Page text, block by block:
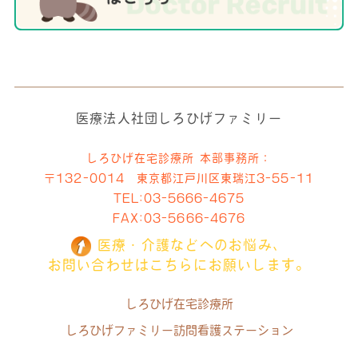
医療法人社団しろひげファミリー
しろひげ在宅診療所 本部事務所：
〒132-0014 東京都江戸川区東瑞江3-55-11
TEL: 03-5666-4675
FAX:03-5666-4676
医療・介護などへのお悩み、
お問い合わせはこちらにお願いします。
しろひげ在宅診療所
しろひげファミリー訪問看護ステーション